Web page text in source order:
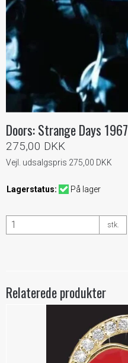
Doors: Strange Days 1967
275,00 DKK
Vejl. udsalgspris 275,00 DKK
Lagerstatus: På lager
stk.
Relaterede produkter